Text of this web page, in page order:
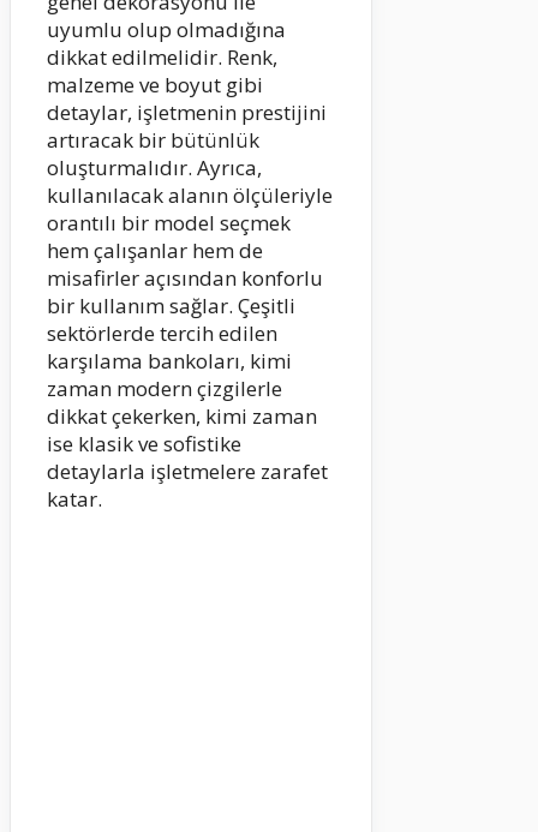
uyumlu olup olmadığına
dikkat edilmelidir. Renk,
malzeme ve boyut gibi
detaylar, işletmenin prestijini
artıracak bir bütünlük
oluşturmalıdır. Ayrıca,
kullanılacak alanın ölçüleriyle
orantılı bir model seçmek
hem çalışanlar hem de
misafirler açısından konforlu
bir kullanım sağlar. Çeşitli
sektörlerde tercih edilen
karşılama bankoları, kimi
zaman modern çizgilerle
dikkat çekerken, kimi zaman
ise klasik ve sofistike
detaylarla işletmelere zarafet
katar.